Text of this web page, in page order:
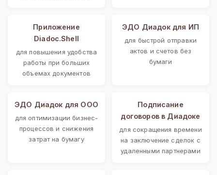
Приложение
Diadoc.Shell
для повышения удобства
работы при больших
объемах документов
ЭДО Диадок для ИП
для быстрой отправки
актов и счетов без
бумаги
ЭДО Диадок для ООО
для оптимизации бизнес-
процессов и снижения
затрат на бумагу
Подписание
договоров в Диадоке
для сокращения времени
на заключение сделок с
удаленными партнерами